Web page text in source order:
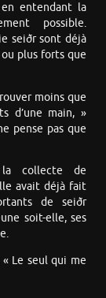
entendant la
possible.
seiðr sont déjà
plus forts que
moins que
d’une main, »
pense pas que
collecte de
avait déjà fait
de seiðr
soit-elle, ses
Le seul qui me